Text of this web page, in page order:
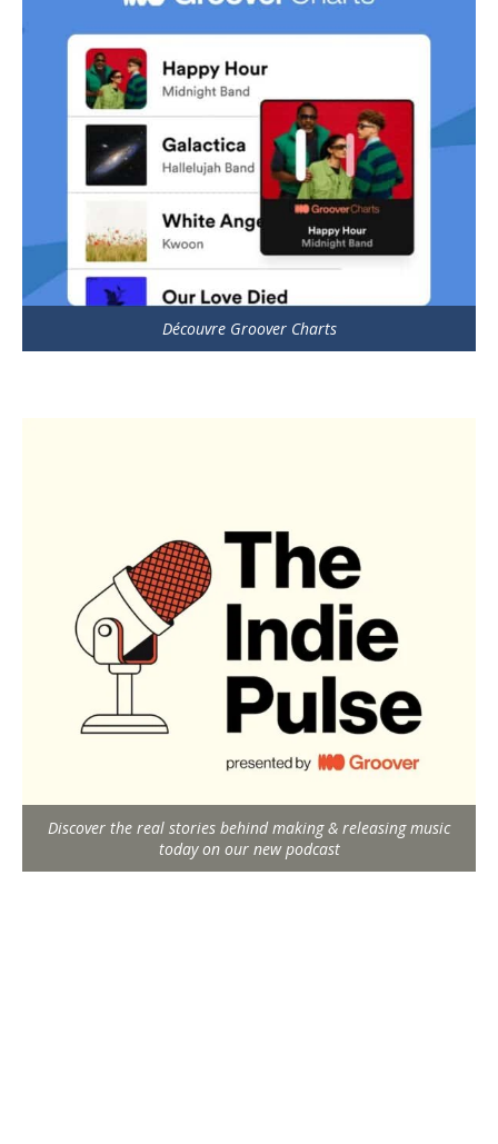
Découvre Groover Charts
Discover the real stories behind making & releasing music
today on our new podcast